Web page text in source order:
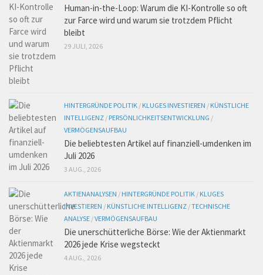
Human-in-the-Loop: Warum die KI-Kontrolle so oft
zur Farce wird und warum sie trotzdem Pflicht
bleibt
29 JULI, 2026
HINTERGRÜNDE POLITIK / KLUGES INVESTIEREN / KÜNSTLICHE
INTELLIGENZ / PERSÖNLICHKEITSENTWICKLUNG /
VERMÖGENSAUFBAU
Die beliebtesten Artikel auf finanziell-umdenken im
Juli 2026
3 AUG., 2026
AKTIENANALYSEN / HINTERGRÜNDE POLITIK / KLUGES
INVESTIEREN / KÜNSTLICHE INTELLIGENZ /TECHNISCHE
ANALYSE /VERMÖGENSAUFBAU
Die unerschütterliche Börse: Wie der Aktienmarkt
2026 jede Krise wegsteckt
4 AUG., 2026